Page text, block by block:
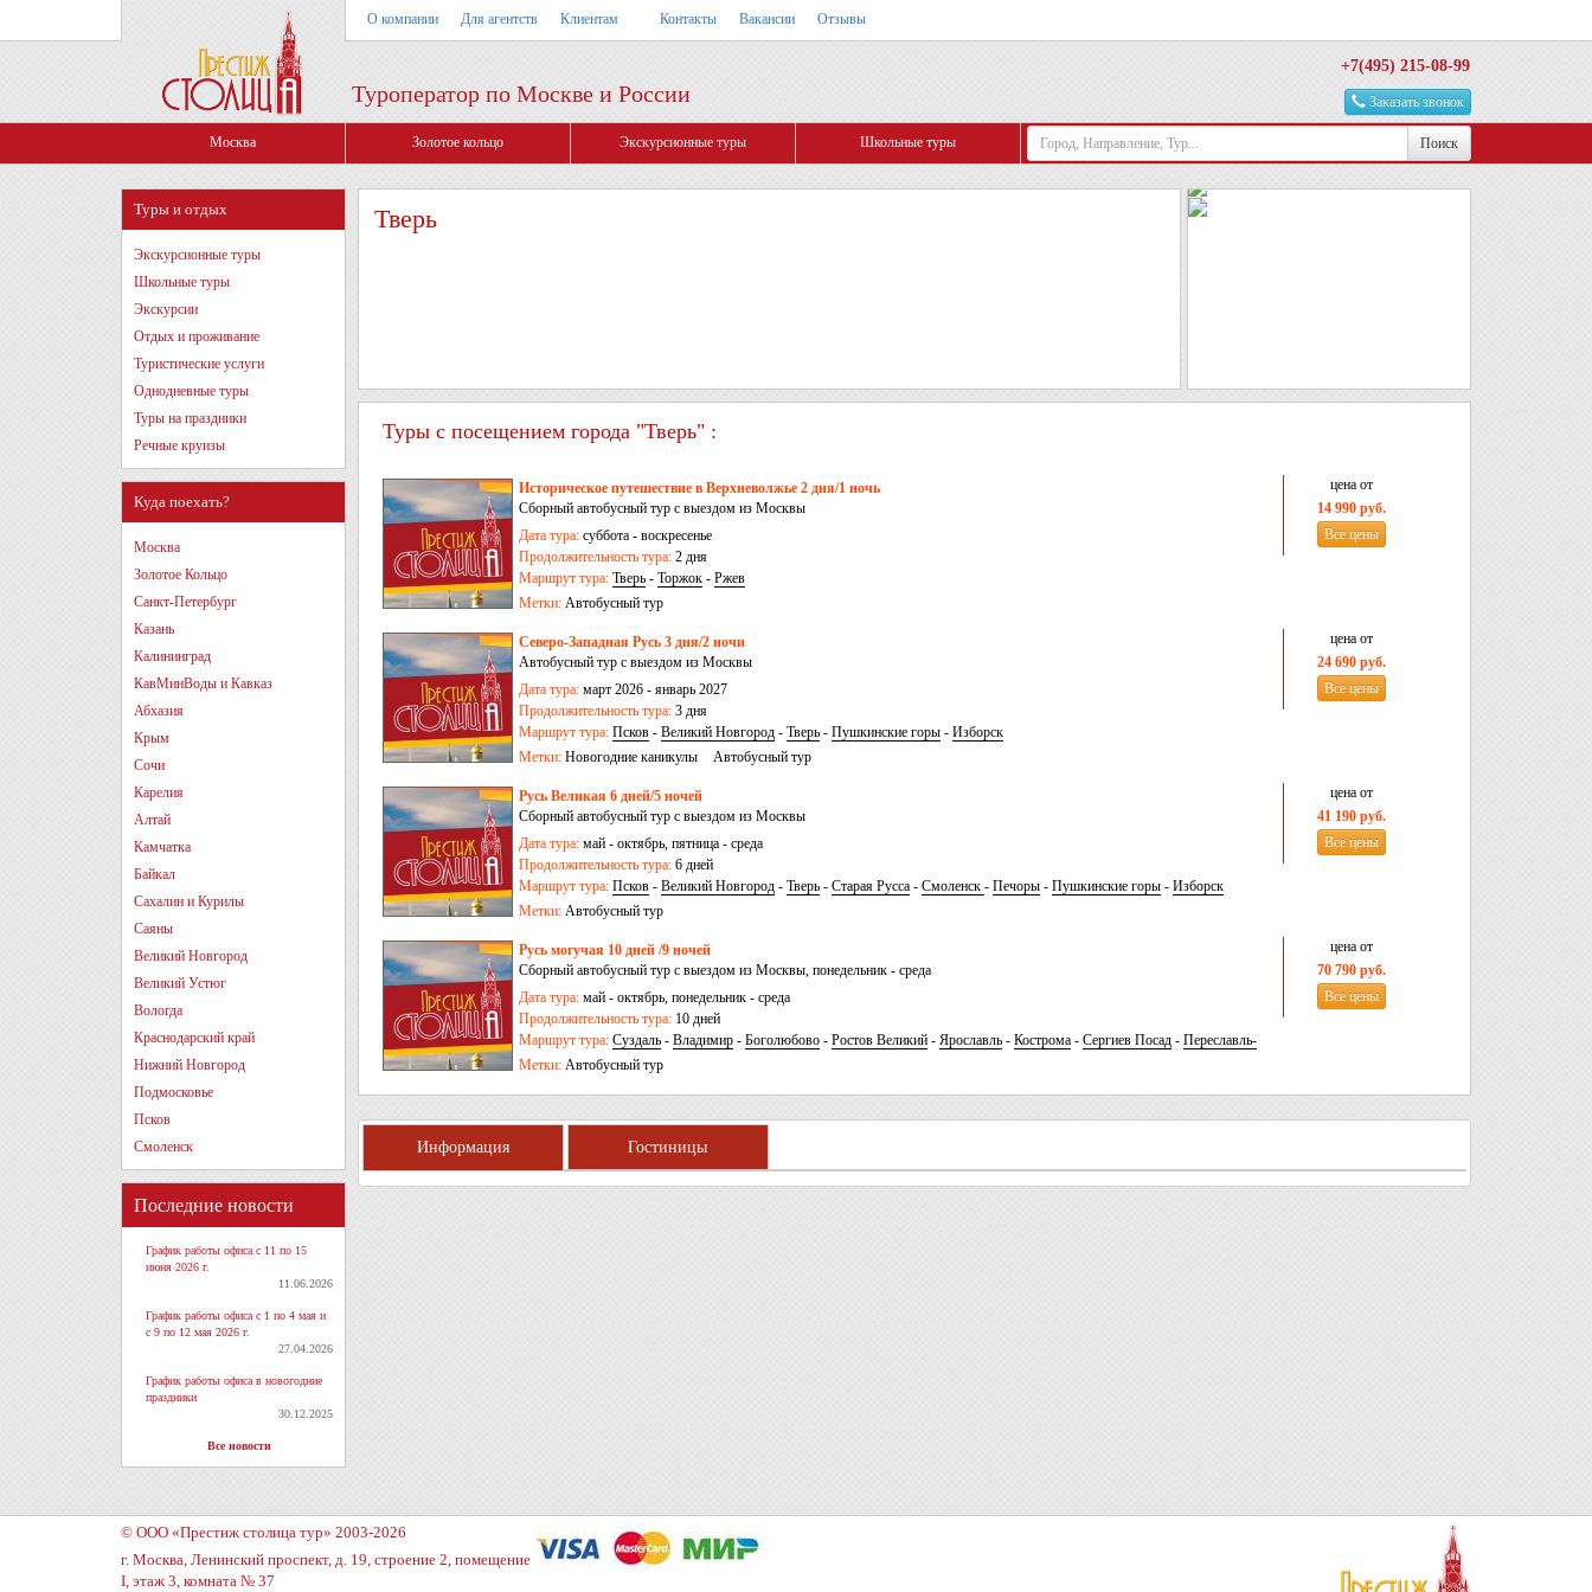
О компании Для агентств Клиентам Контакты Вакансии Отзывы
Туроператор по Москве и России
+7(495) 215-08-99
Заказать звонок
Москва Золотое кольцо Экскурсионные туры Школьные туры Поиск
Туры и отдых
Экскурсионные туры
Школьные туры
Экскурсии
Отдых и проживание
Туристические услуги
Однодневные туры
Туры на праздники
Речные круизы
Куда поехать?
Москва
Золотое Кольцо
Санкт-Петербург
Казань
Калининград
КавМинВоды и Кавказ
Абхазия
Крым
Сочи
Карелия
Алтай
Камчатка
Байкал
Сахалин и Курилы
Саяны
Великий Новгород
Великий Устюг
Вологда
Краснодарский край
Нижний Новгород
Подмосковье
Псков
Смоленск
Последние новости
График работы офиса с 11 по 15
июня 2026 г.
11.06.2026
График работы офиса с 1 по 4 мая и
с 9 по 12 мая 2026 г.
27.04.2026
График работы офиса в новогодние
праздники
30.12.2025
Все новости
Тверь
Туры с посещением города "Тверь" :
Историческое путешествие в Верхневолжье 2 дня/1 ночь
Сборный автобусный тур с выездом из Москвы
Дата тура: суббота - воскресенье
Продолжительность тура: 2 дня
Маршрут тура: Тверь - Торжок - Ржев
Метки: Автобусный тур
цена от
14 990 руб.
Все цены
Северо-Западная Русь 3 дня/2 ночи
Автобусный тур с выездом из Москвы
Дата тура: март 2026 - январь 2027
Продолжительность тура: 3 дня
Маршрут тура: Псков - Великий Новгород - Тверь - Пушкинские горы - Изборск
Метки: Новогодние каникулы Автобусный тур
цена от
24 690 руб.
Все цены
Русь Великая 6 дней/5 ночей
Сборный автобусный тур с выездом из Москвы
Дата тура: май - октябрь, пятница - среда
Продолжительность тура: 6 дней
Маршрут тура: Псков - Великий Новгород - Тверь - Старая Русса - Смоленск - Печоры - Пушкинские горы - Изборск
Метки: Автобусный тур
цена от
41 190 руб.
Все цены
Русь могучая 10 дней /9 ночей
Сборный автобусный тур с выездом из Москвы, понедельник - среда
Дата тура: май - октябрь, понедельник - среда
Продолжительность тура: 10 дней
Маршрут тура: Суздаль - Владимир - Боголюбово - Ростов Великий - Ярославль - Кострома - Сергиев Посад - Переславль-
Залесский-Псков-Великий Новгород
Метки: Автобусный тур
цена от
70 790 руб.
Все цены
Информация Гостиницы
© ООО «Престиж столица тур» 2003-2026
г. Москва, Ленинский проспект, д. 19, строение 2, помещение
I, этаж 3, комната № 37